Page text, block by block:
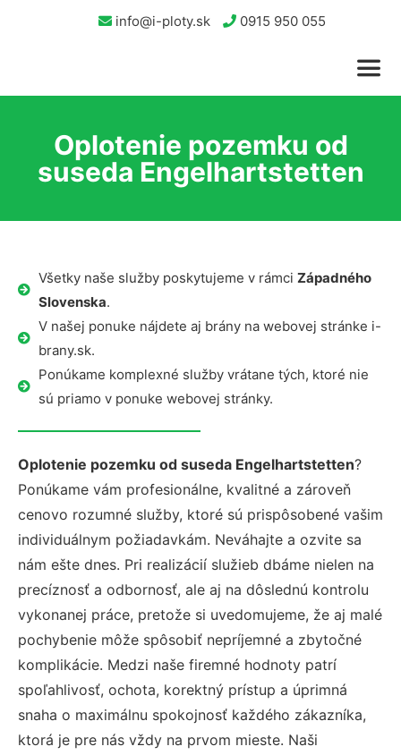
info@i-ploty.sk 0915 950 055
Oplotenie pozemku od
suseda Engelhartstetten
Všetky naše služby poskytujeme v rámci Západného
Slovenska.
V našej ponuke nájdete aj brány na webovej stránke i-
brany.sk.
Ponúkame komplexné služby vrátane tých, ktoré nie
sú priamo v ponuke webovej stránky.
Oplotenie pozemku od suseda Engelhartstetten?
Ponúkame vám profesionálne, kvalitné a zároveň
cenovo rozumné služby, ktoré sú prispôsobené vašim
individuálnym požiadavkám. Neváhajte a ozvite sa
nám ešte dnes. Pri realizácií služieb dbáme nielen na
precíznosť a odbornosť, ale aj na dôslednú kontrolu
vykonanej práce, pretože si uvedomujeme, že aj malé
pochybenie môže spôsobiť nepríjemné a zbytočné
komplikácie. Medzi naše firemné hodnoty patrí
spoľahlivosť, ochota, korektný prístup a úprimná
snaha o maximálnu spokojnosť každého zákazníka,
ktorá je pre nás vždy na prvom mieste. Naši